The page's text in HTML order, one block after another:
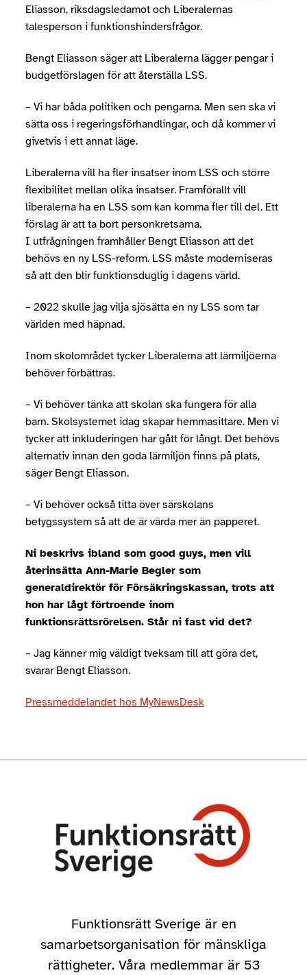
Eliasson, riksdagsledamot och Liberalernas
talesperson i funktionshindersfrågor.
Bengt Eliasson säger att Liberalerna lägger pengar i
budgetförslagen för att återställa LSS.
– Vi har båda politiken och pengarna. Men sen ska vi
sätta oss i regeringsförhandlingar, och då kommer vi
givetvis i ett annat läge.
Liberalerna vill ha fler insatser inom LSS och större
flexibilitet mellan olika insatser. Framförallt vill
liberalerna ha en LSS som kan komma fler till del. Ett
förslag är att ta bort personkretsarna.
I utfrågningen framhåller Bengt Eliasson att det
behövs en ny LSS-reform. LSS måste moderniseras
så att den blir funktionsduglig i dagens värld.
– 2022 skulle jag vilja sjösätta en ny LSS som tar
världen med häpnad.
Inom skolområdet tycker Liberalerna att lärmiljöerna
behöver förbättras.
– Vi behöver tänka att skolan ska fungera för alla
barn. Skolsystemet idag skapar hemmasittare. Men vi
tycker att inkluderingen har gått för långt. Det behövs
alternativ innan den goda lärmiljön finns på plats,
säger Bengt Eliasson.
– Vi behöver också titta över särskolans
betygssystem så att de är värda mer än papperet.
Ni beskrivs ibland som good guys, men vill
återinsätta Ann-Marie Begler som
generaldirektör för Försäkringskassan, trots att
hon har lågt förtroende inom
funktionsrättsrörelsen. Står ni fast vid det?
– Jag känner mig väldigt tveksam till att göra det,
svarar Bengt Eliasson.
Pressmeddelandet hos MyNewsDesk
Funktionsrätt Sverige är en
samarbetsorganisation för mänskliga
rättigheter. Våra medlemmar är 53